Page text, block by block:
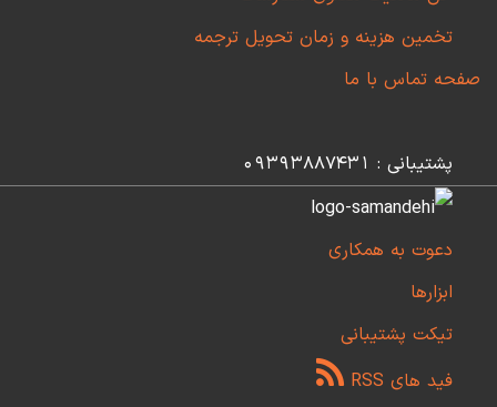
تخمین هزینه و زمان تحویل ترجمه
صفحه تماس با ما
پشتیبانی : 09393887431
دعوت به همکاری
ابزارها
تیکت پشتیبانی
فید های RSS